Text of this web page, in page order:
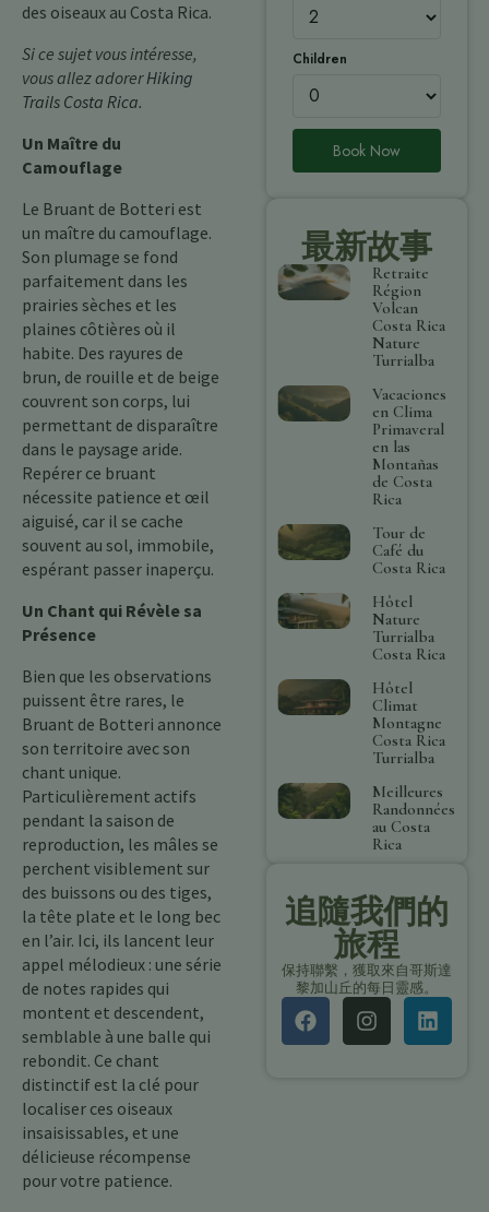
des oiseaux au Costa Rica.
Si ce sujet vous intéresse,
vous allez adorerHiking
Trails Costa Rica.
Un Maître du
Camouflage
Le Bruant de Botteri est
un maître du camouflage.
Son plumage se fond
parfaitement dans les
prairies sèches et les
plaines côtières où il
habite. Des rayures de
brun, de rouille et de beige
couvrent son corps, lui
permettant de disparaître
dans le paysage aride.
Repérer ce bruant
nécessite patience et œil
aiguisé, car il se cache
souvent au sol, immobile,
espérant passer inaperçu.
Un Chant qui Révèle sa
Présence
Bien que les observations
puissent être rares, le
Bruant de Botteri annonce
son territoire avec son
chant unique.
Particulièrement actifs
pendant la saison de
reproduction, les mâles se
perchent visiblement sur
des buissons ou des tiges,
la tête plate et le long bec
en l’air. Ici, ils lancent leur
appel mélodieux : une série
de notes rapides qui
montent et descendent,
semblable à une balle qui
rebondit. Ce chant
distinctif est la clé pour
localiser ces oiseaux
insaisissables, et une
délicieuse récompense
pour votre patience.
Children
Book Now
最新故事
Retraite
Région
Volcan
Costa Rica
Nature
Turrialba
Vacaciones
en Clima
Primaveral
en las
Montañas
de Costa
Rica
Tour de
Café du
Costa Rica
Hôtel
Nature
Turrialba
Costa Rica
Hôtel
Climat
Montagne
Costa Rica
Turrialba
Meilleures
Randonnées
au Costa
Rica
追隨我們的
旅程
保持聯繫，獲取來自哥斯達
黎加山丘的每日靈感。